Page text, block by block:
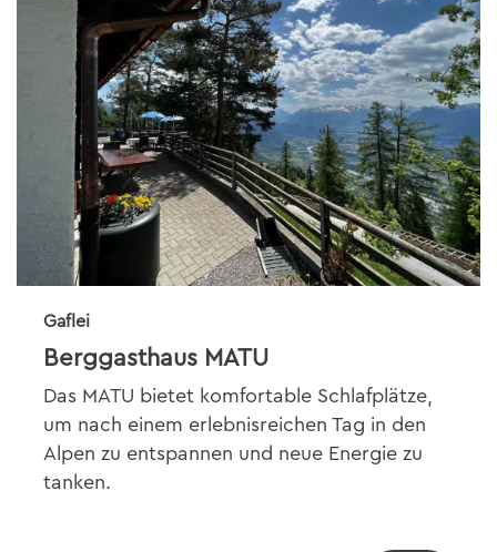
Gaflei
Berggasthaus MATU
Das MATU bietet komfortable Schlafplätze,
um nach einem erlebnisreichen Tag in den
Alpen zu entspannen und neue Energie zu
tanken.